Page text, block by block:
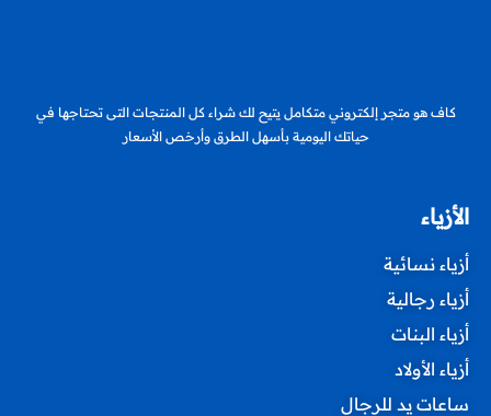
كاف هو متجر إلكتروني متكامل يتيح لك شراء كل المنتجات التى تحتاجها في
حياتك اليومية بأسهل الطرق وأرخص الأسعار
الأزياء
أزياء نسائية
أزياء رجالية
أزياء البنات
أزياء الأولاد
ساعات يد للرجال